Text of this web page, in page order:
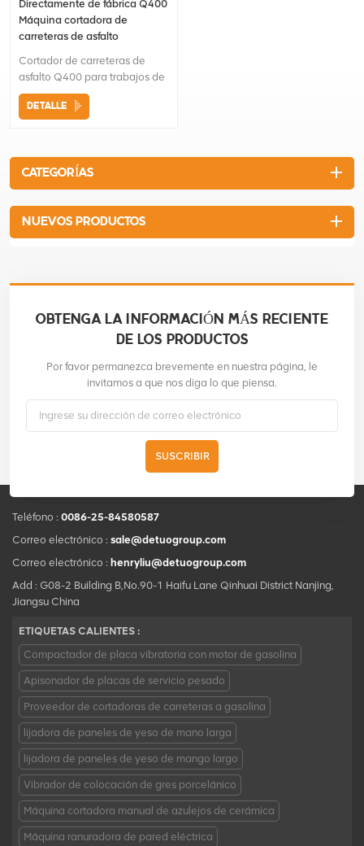
Directamente de fábrica Q400
Máquina cortadora de
carreteras de asfalto
Cortador de carreteras de
asfalto Q400 para trabajos de
construcciónMango de agarre
ergonómico y
fácilmente la profundidad de
corte Alfombrilla de goma
opcional para la
compactación de pavimentos
de ladrillo
DETALLE
CATEGORÍAS
NUEVOS PRODUCTOS
OBTENGA LA INFORMACIÓN MÁS RECIENTE
DE LOS PRODUCTOS
Por favor permanezca brevemente en nuestra página, le
invitamos a que nos diga lo que piensa.
SUSCRIBIR
Teléfono : 0086-25-84580587
Correo electrónico : sale@detuogroup.com
Correo electrónico : henryliu@detuogroup.com
Add : G08-2 Building B,No.90-1 Haifu Lane Qinhuai District Nanjing,
Jiangsu China
ETIQUETAS CALIENTES :
Compactador de placa vibratoria con motor de gasolina
Apisonador de placas de servicio pesado
Proveedor de cortadoras de carreteras a gasolina
lijadora de paneles de yeso de mano larga
lijadora de paneles de yeso de mango largo
Vibrador de colocación de gres porcelánico
Máquina cortadora manual de azulejos de cerámica
Máquina ranuradora de pared eléctrica